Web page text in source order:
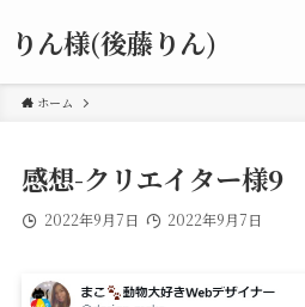
りん様(後藤りん)
ホーム
感想-クリエイター様9
2022年9月7日 2022年9月7日